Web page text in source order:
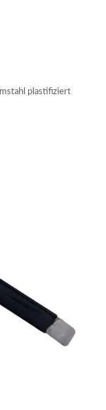
plastifiziert